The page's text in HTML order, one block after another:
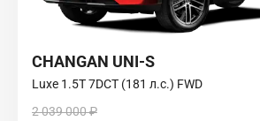
CHANGAN UNI-S
Luxe 1.5T 7DCT (181 л.с.) FWD
2 039 000 ₽